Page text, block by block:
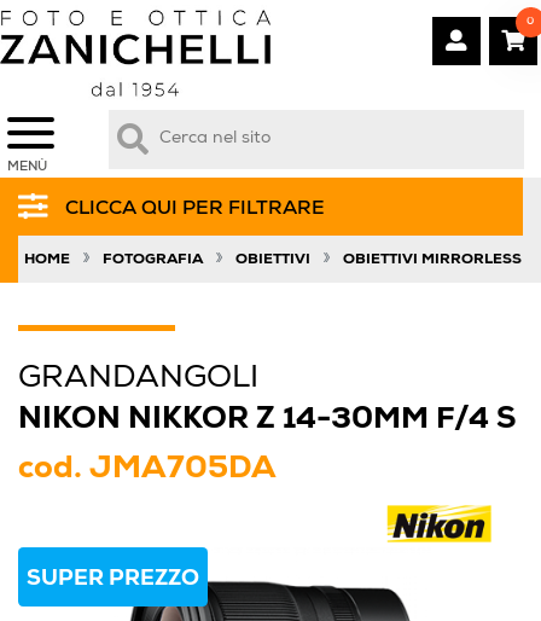
MENÙ
0
CLICCA QUI PER FILTRARE
HOME » FOTOGRAFIA » OBIETTIVI » OBIETTIVI MIRRORLESS
GRANDANGOLI
NIKON NIKKOR Z 14-30MM F/4 S
cod. JMA705DA
SUPER PREZZO